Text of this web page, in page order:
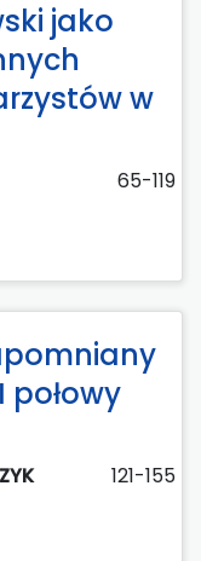
jako
w
65-119
121-155